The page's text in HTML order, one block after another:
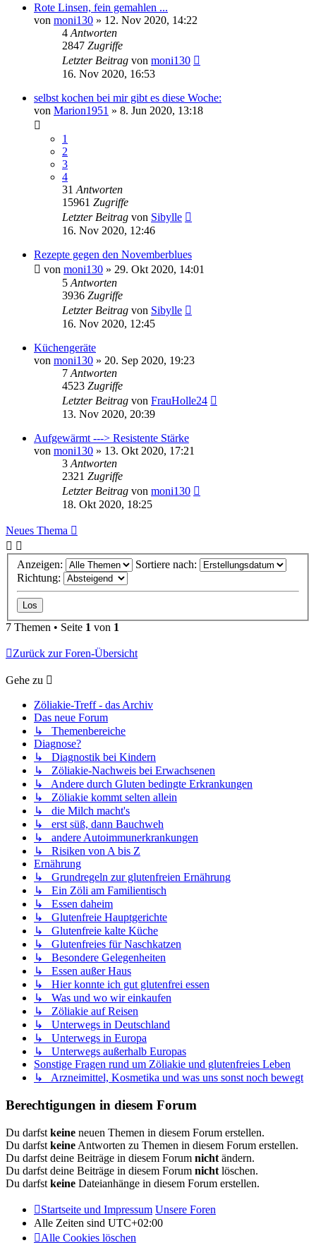
Rote Linsen, fein gemahlen ...
von moni130 » 12. Nov 2020, 14:22
4 Antworten
2847 Zugriffe
Letzter Beitrag von moni130
16. Nov 2020, 16:53
selbst kochen bei mir gibt es diese Woche:
von Marion1951 » 8. Jun 2020, 13:18
1
2
3
4
31 Antworten
15961 Zugriffe
Letzter Beitrag von Sibylle
16. Nov 2020, 12:46
Rezepte gegen den Novemberblues
von moni130 » 29. Okt 2020, 14:01
5 Antworten
3936 Zugriffe
Letzter Beitrag von Sibylle
16. Nov 2020, 12:45
Küchengeräte
von moni130 » 20. Sep 2020, 19:23
7 Antworten
4523 Zugriffe
Letzter Beitrag von FrauHolle24
13. Nov 2020, 20:39
Aufgewärmt ---> Resistente Stärke
von moni130 » 13. Okt 2020, 17:21
3 Antworten
2321 Zugriffe
Letzter Beitrag von moni130
18. Okt 2020, 18:25
Neues Thema
Anzeigen:
Sortiere nach:
Richtung:
7 Themen • Seite 1 von 1
Zurück zur Foren-Übersicht
Gehe zu
Zöliakie-Treff - das Archiv
Das neue Forum
↳ Themenbereiche
Diagnose?
↳ Diagnostik bei Kindern
↳ Zöliakie-Nachweis bei Erwachsenen
↳ Andere durch Gluten bedingte Erkrankungen
↳ Zöliakie kommt selten allein
↳ die Milch macht's
↳ erst süß, dann Bauchweh
↳ andere Autoimmunerkrankungen
↳ Risiken von A bis Z
Ernährung
↳ Grundregeln zur glutenfreien Ernährung
↳ Ein Zöli am Familientisch
↳ Essen daheim
↳ Glutenfreie Hauptgerichte
↳ Glutenfreie kalte Küche
↳ Glutenfreies für Naschkatzen
↳ Besondere Gelegenheiten
↳ Essen außer Haus
↳ Hier konnte ich gut glutenfrei essen
↳ Was und wo wir einkaufen
↳ Zöliakie auf Reisen
↳ Unterwegs in Deutschland
↳ Unterwegs in Europa
↳ Unterwegs außerhalb Europas
Sonstige Fragen rund um Zöliakie und glutenfreies Leben
↳ Arzneimittel, Kosmetika und was uns sonst noch bewegt
Berechtigungen in diesem Forum
Du darfst keine neuen Themen in diesem Forum erstellen.
Du darfst keine Antworten zu Themen in diesem Forum erstellen.
Du darfst deine Beiträge in diesem Forum nicht ändern.
Du darfst deine Beiträge in diesem Forum nicht löschen.
Du darfst keine Dateianhänge in diesem Forum erstellen.
Startseite und Impressum Unsere Foren
Alle Zeiten sind UTC+02:00
Alle Cookies löschen